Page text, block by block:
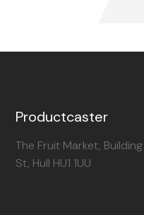
Productcaster
The Fruit Market,
St, Hull HU1 1UU